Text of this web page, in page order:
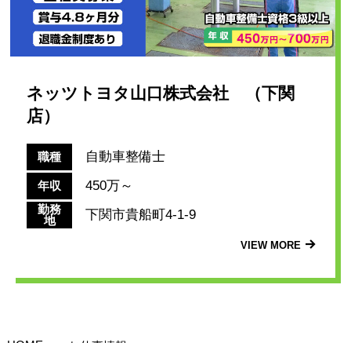
ネッツトヨタ山口株式会社 （下関
店）
職種 自動車整備士
年収 450万～
勤務
地
下関市貴船町4-1-9
VIEW MORE